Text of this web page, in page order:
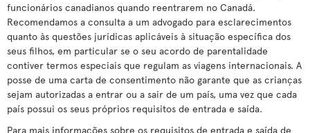
funcionários canadianos quando reentrarem no Canadá.
Recomendamos a consulta a um advogado para esclarecimentos
quanto às questões jurídicas aplicáveis à situação específica dos
seus filhos, em particular se o seu acordo de parentalidade
contiver termos especiais que regulam as viagens internacionais. A
posse de uma carta de consentimento não garante que as crianças
sejam autorizadas a entrar ou a sair de um país, uma vez que cada
país possui os seus próprios requisitos de entrada e saída.
Para mais informações sobre os requisitos de entrada e saída de